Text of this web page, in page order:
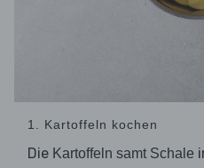
1. Kartoffeln kochen
Die Kartoffeln samt Schale